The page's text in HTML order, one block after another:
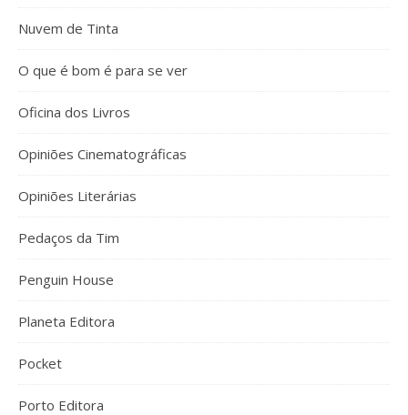
Nuvem de Tinta
O que é bom é para se ver
Oficina dos Livros
Opiniões Cinematográficas
Opiniões Literárias
Pedaços da Tim
Penguin House
Planeta Editora
Pocket
Porto Editora